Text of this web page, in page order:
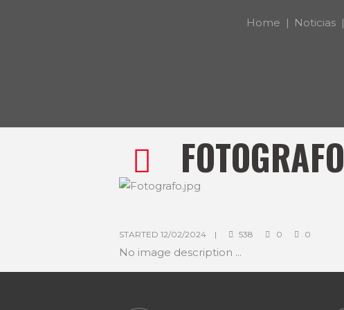
Home Noticias
FOTOGRAFO
STARTED 12/02/2024 538 0 0
No image description ...